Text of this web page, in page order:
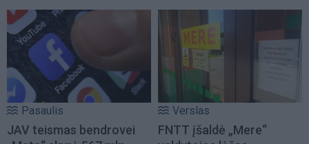
Pasaulis
JAV teismas bendrovei
Verslas
FNTT įšaldė „Mere“